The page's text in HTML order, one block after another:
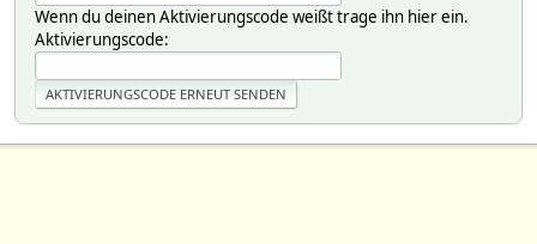
Wenn du deinen Aktivierungscode weißt trage ihn hier ein.
Aktivierungscode: